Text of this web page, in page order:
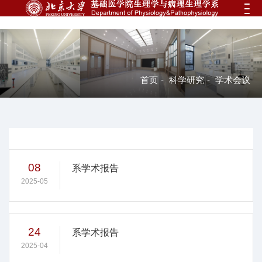
首页 - 科学研究 - 学术会议
08
2025-05
系学术报告
24
2025-04
系学术报告